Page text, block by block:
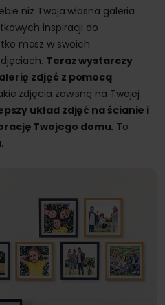
niż Twoja własna galeria
inspiracji do
masz w swoich
Teraz wystarczy
zdjęć z pomocą
zdjęcia zawisną na Twojej
układ zdjęć na ścianie i
Twojego domu. To